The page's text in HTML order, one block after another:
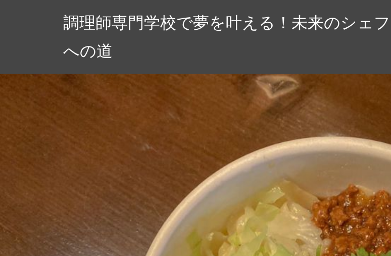
プ
調理師専門学校で夢を叶える！未来のシェフ
への道